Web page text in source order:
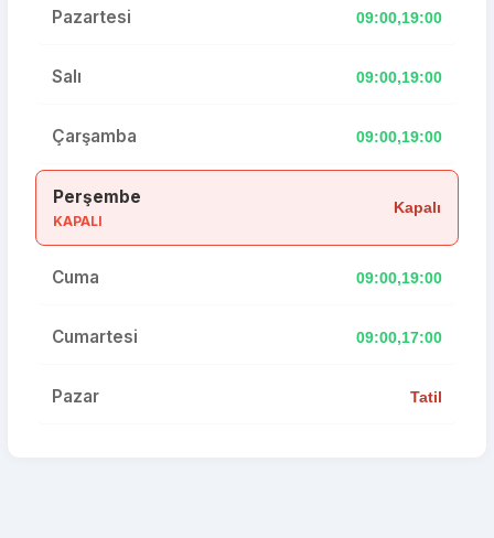
Pazartesi 09:00,19:00
Salı 09:00,19:00
Çarşamba 09:00,19:00
Perşembe
KAPALI
Kapalı
Cuma 09:00,19:00
Cumartesi 09:00,17:00
Pazar Tatil